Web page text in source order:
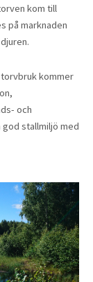
kom till
på marknaden
kommer
och
stallmiljö med